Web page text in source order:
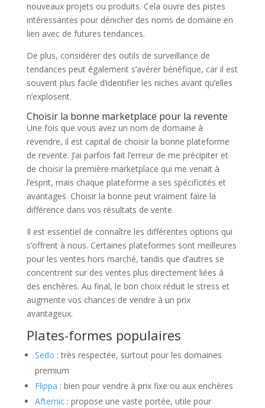
nouveaux projets ou produits. Cela ouvre des pistes
intéressantes pour dénicher des noms de domaine en
lien avec de futures tendances.
De plus, considérer des outils de surveillance de
tendances peut également s’avérer bénéfique, car il est
souvent plus facile d’identifier les niches avant qu’elles
n’explosent.
Choisir la bonne marketplace pour la revente
Une fois que vous avez un nom de domaine à
revendre, il est capital de choisir la bonne plateforme
de revente. J’ai parfois fait l’erreur de me précipiter et
de choisir la première marketplace qui me venait à
l’esprit, mais chaque plateforme a ses spécificités et
avantages. Choisir la bonne peut vraiment faire la
différence dans vos résultats de vente.
Il est essentiel de connaître les différentes options qui
s’offrent à nous. Certaines plateformes sont meilleures
pour les ventes hors marché, tandis que d’autres se
concentrent sur des ventes plus directement liées à
des enchères. Au final, le bon choix réduit le stress et
augmente vos chances de vendre à un prix
avantageux.
Plates-formes populaires
Sedo : très respectée, surtout pour les domaines
premium
Flippa : bien pour vendre à prix fixe ou aux enchères
Afternic: propose une vaste portée, utile pour